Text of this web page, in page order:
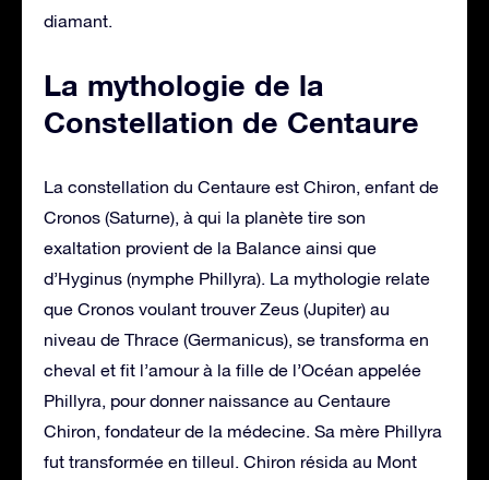
diamant.
La mythologie de la
Constellation de Centaure
La constellation du Centaure est Chiron, enfant de
Cronos (Saturne), à qui la planète tire son
exaltation provient de la Balance ainsi que
d’Hyginus (nymphe Phillyra). La mythologie relate
que Cronos voulant trouver Zeus (Jupiter) au
niveau de Thrace (Germanicus), se transforma en
cheval et fit l’amour à la fille de l’Océan appelée
Phillyra, pour donner naissance au Centaure
Chiron, fondateur de la médecine. Sa mère Phillyra
fut transformée en tilleul. Chiron résida au Mont